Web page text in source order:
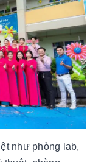
như phòng lab,